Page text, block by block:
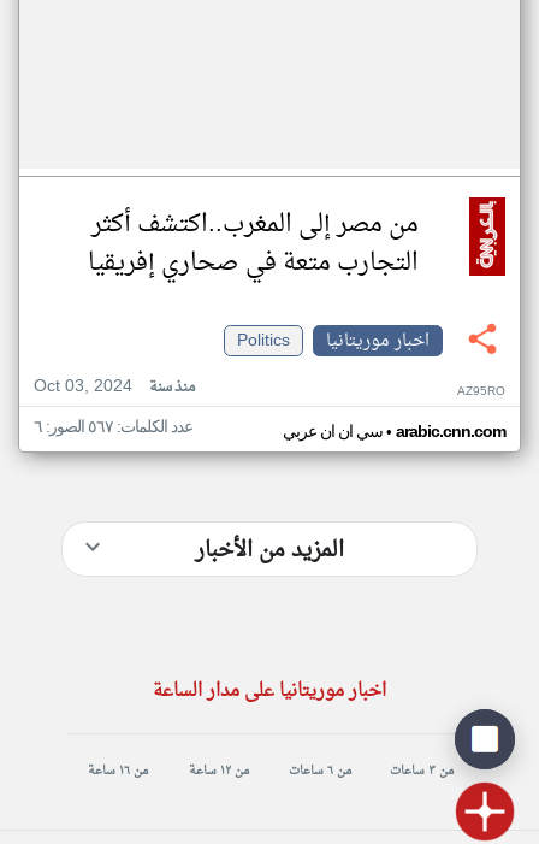
من مصر إلى المغرب..اكتشف أكثر
التجارب متعة في صحاري إفريقيا
اخبار موريتانيا
Politics
Oct 03, 2024
منذ سنة AZ95RO
سي ان ان عربي• arabic.cnn.com عدد الكلمات: ٥٦٧ الصور: ٦
المزيد من الأخبار
اخبار موريتانيا على مدار الساعة
من ٣ ساعات من ٦ ساعات من ١٢ ساعة من ١٦ ساعة